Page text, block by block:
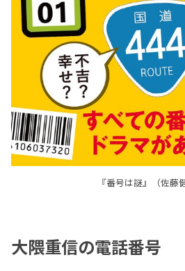
『番号は謎』（佐藤
大隈重信の電話番号